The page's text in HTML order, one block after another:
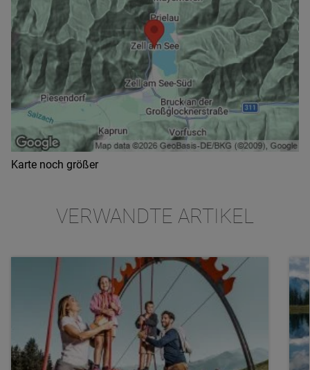
Karte noch größer
VERWANDTE ARTIKEL